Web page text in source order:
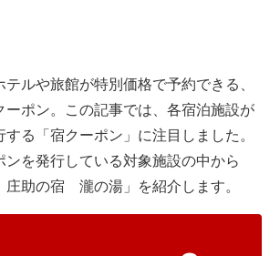
ルや旅館が特別価格で予約できる、
ーポン。この記事では、各宿泊施設が
る「宿クーポン」に注目しました。
ンを発行している対象施設の中から
庄助の宿 瀧の湯」を紹介します。